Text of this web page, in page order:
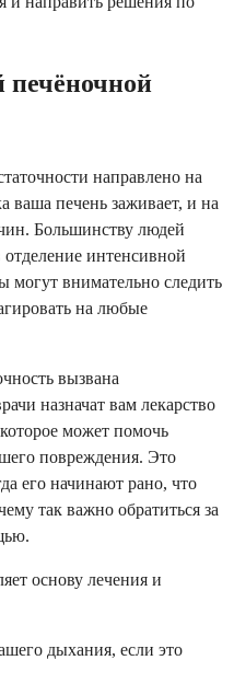
печёночной
направлено на
ваша печень заживает, и на
Большинству людей
отделение интенсивной
могут внимательно следить
на любые
вызвана
назначат вам лекарство
может помочь
повреждения. Это
его начинают рано, что
так важно обратиться за
основу лечения и
дыхания, если это